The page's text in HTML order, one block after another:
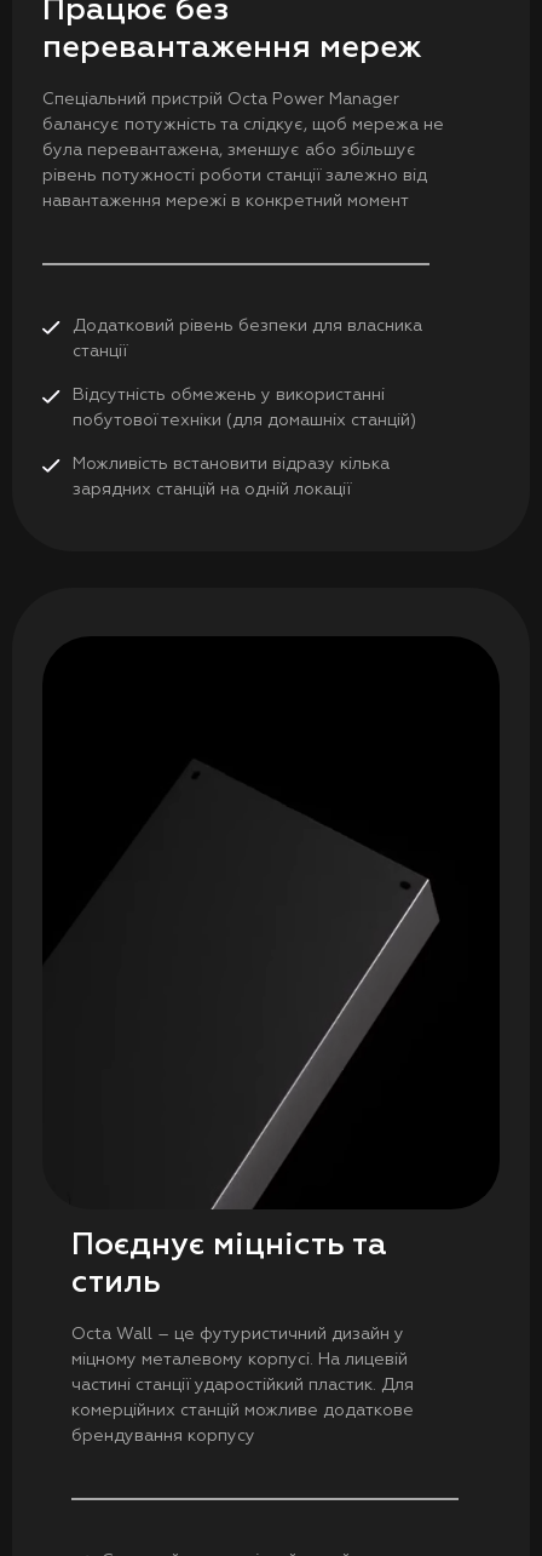
Працює без
перевантаження мереж
Спеціальний пристрій Octa Power Manager
балансує потужність та слідкує, щоб мережа не
була перевантажена, зменшує або збільшує
рівень потужності роботи станції залежно від
навантаження мережі в конкретний момент
Додатковий рівень безпеки для власника
станції
Відсутність обмежень у використанні
побутової техніки (для домашніх станцій)
Можливість встановити відразу кілька
зарядних станцій на одній локації
Поєднує міцність та
стиль
Octa Wall – це футуристичний дизайн у
міцному металевому корпусі. На лицевій
частині станції ударостійкий пластик. Для
комерційних станцій можливе додаткове
брендування корпусу